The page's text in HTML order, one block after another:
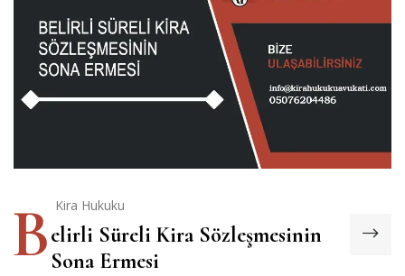
B Kira Hukuku
elirli Süreli Kira Sözleşmesinin
Sona Ermesi